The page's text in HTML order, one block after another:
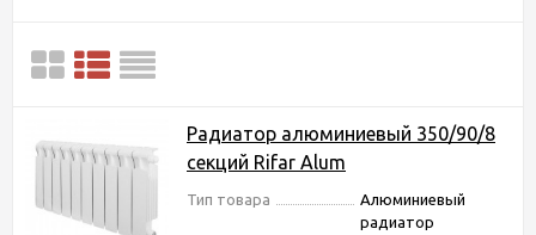
Радиатор алюминиевый 350/90/8
секций Rifar Alum
Тип товара
Алюминиевый
радиатор